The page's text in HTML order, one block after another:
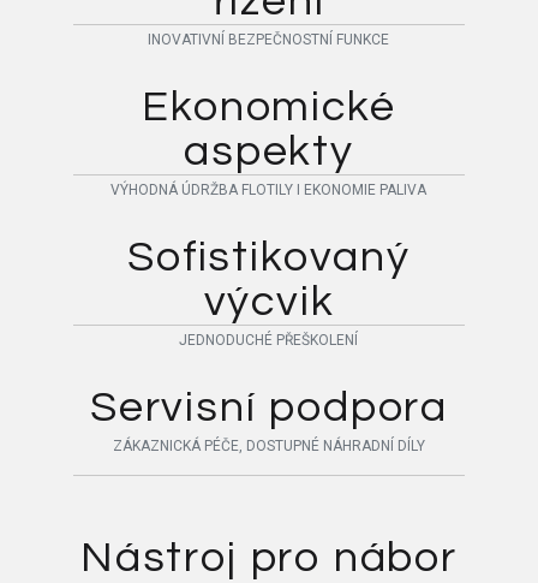
INOVATIVNÍ BEZPEČNOSTNÍ FUNKCE
Ekonomické
aspekty
VÝHODNÁ ÚDRŽBA FLOTILY I EKONOMIE PALIVA
Sofistikovaný
výcvik
JEDNODUCHÉ PŘEŠKOLENÍ
Servisní podpora
ZÁKAZNICKÁ PÉČE, DOSTUPNÉ NÁHRADNÍ DÍLY
Nástroj pro nábor